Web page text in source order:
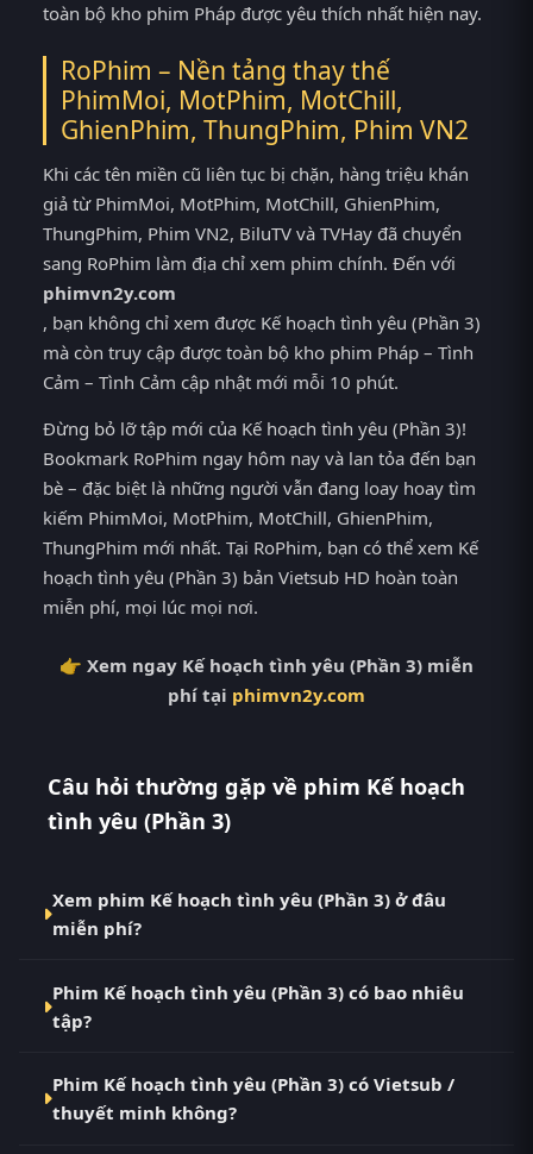
toàn bộ kho phim Pháp được yêu thích nhất hiện nay.
RoPhim – Nền tảng thay thế
PhimMoi, MotPhim, MotChill,
GhienPhim, ThungPhim, Phim VN2
Khi các tên miền cũ liên tục bị chặn, hàng triệu khán
giả từ PhimMoi, MotPhim, MotChill, GhienPhim,
ThungPhim, Phim VN2, BiluTV và TVHay đã chuyển
sang RoPhim làm địa chỉ xem phim chính. Đến với
phimvn2y.com
, bạn không chỉ xem được Kế hoạch tình yêu (Phần 3)
mà còn truy cập được toàn bộ kho phim Pháp – Tình
Cảm – Tình Cảm cập nhật mới mỗi 10 phút.
Đừng bỏ lỡ tập mới của Kế hoạch tình yêu (Phần 3)!
Bookmark RoPhim ngay hôm nay và lan tỏa đến bạn
bè – đặc biệt là những người vẫn đang loay hoay tìm
kiếm PhimMoi, MotPhim, MotChill, GhienPhim,
ThungPhim mới nhất. Tại RoPhim, bạn có thể xem Kế
hoạch tình yêu (Phần 3) bản Vietsub HD hoàn toàn
miễn phí, mọi lúc mọi nơi.
👉 Xem ngay Kế hoạch tình yêu (Phần 3) miễn
phí tại phimvn2y.com
Câu hỏi thường gặp về phim Kế hoạch
tình yêu (Phần 3)
Xem phim Kế hoạch tình yêu (Phần 3) ở đâu
miễn phí?
Vietsub HD miễn phí tại RoPhim (phimvn2y.com) —
không quảng cáo, cập nhật nhanh nhất. Đây là điểm
GhienPhim, ThungPhim, Phim VN2, BiluTV, TVHay.
Phim Kế hoạch tình yêu (Phần 3) có bao nhiêu
tập?
với Hoàn Tất (6/6). Tại RoPhim, các tập mới được cập
nhật liên tục mỗi 10 phút khi nguồn có nội dung
Phim Kế hoạch tình yêu (Phần 3) có Vietsub /
thuyết minh không?